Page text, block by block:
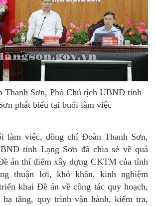
Thanh Sơn, Phó Chủ tịch UBND tỉnh
phát biểu tại buổi làm việc
làm việc, đồng chí Đoàn Thanh Sơn,
tỉnh Lạng Sơn đã chia sẻ về quá
án thí điểm xây dựng CKTM của tỉnh
thuận lợi, khó khăn, kinh nghiệm
khai Đề án về công tác quy hoạch,
tầng, quy trình vận hành, kiểm tra,